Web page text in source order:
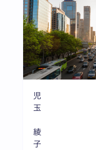
児
玉
綾
子